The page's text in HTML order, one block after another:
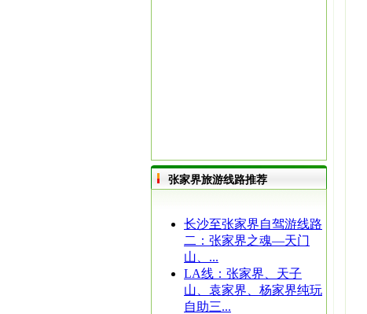
张家界旅游线路推荐
长沙至张家界自驾游线路
二：张家界之魂—天门
山、...
LA线：张家界、天子
山、袁家界、杨家界纯玩
自助三...